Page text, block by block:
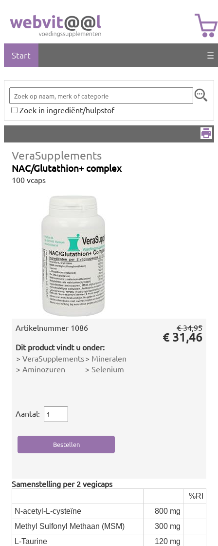
Start ☰
Zoek in ingrediënt/hulpstof
VeraSupplements
NAC/Glutathion+ complex
100 vcaps
Artikelnummer 1086
Dit product vindt u onder:
> VeraSupplements> Mineralen
> Aminozuren > Selenium
€ 34,95
€ 31,46
Aantal:
Samenstelling per 2 vegicaps
%RI
N-acetyl-L-cysteïne
800 mg
Methyl Sulfonyl Methaan (MSM)
300 mg
L-Taurine
120 mg